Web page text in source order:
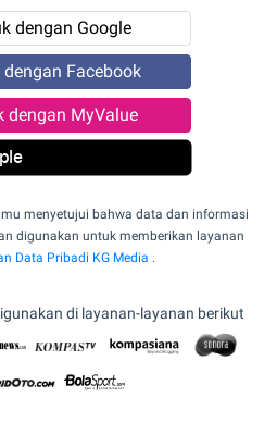
dengan Google
Facebook
dengan MyValue
menyetujui bahwa data dan informasi
digunakan untuk memberikan layanan
Data Pribadi KG Media .
di layanan-layanan berikut